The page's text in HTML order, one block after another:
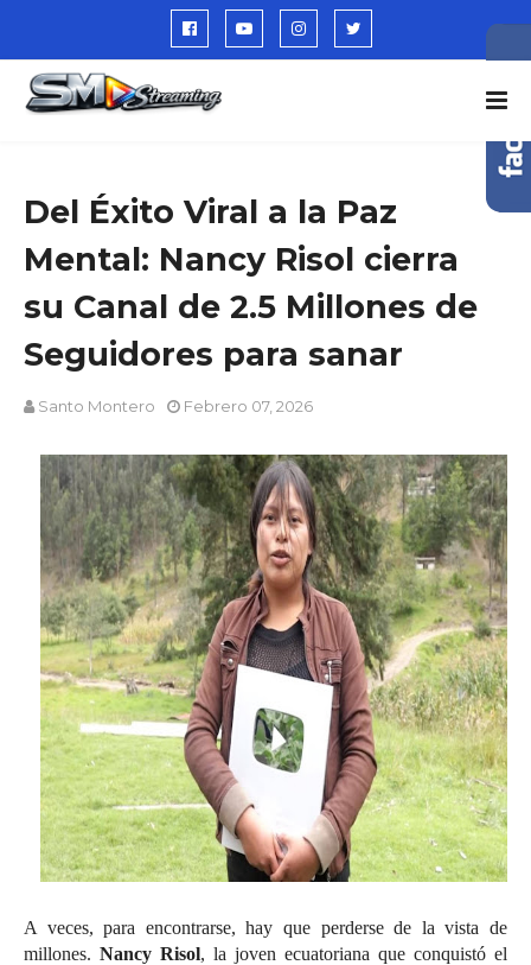
Del Éxito Viral a la Paz
Mental: Nancy Risol cierra
su Canal de 2.5 Millones de
Seguidores para sanar
Santo Montero Febrero 07, 2026
A veces, para encontrarse, hay que perderse de la vista de
millones. Nancy Risol, la joven ecuatoriana que conquistó el